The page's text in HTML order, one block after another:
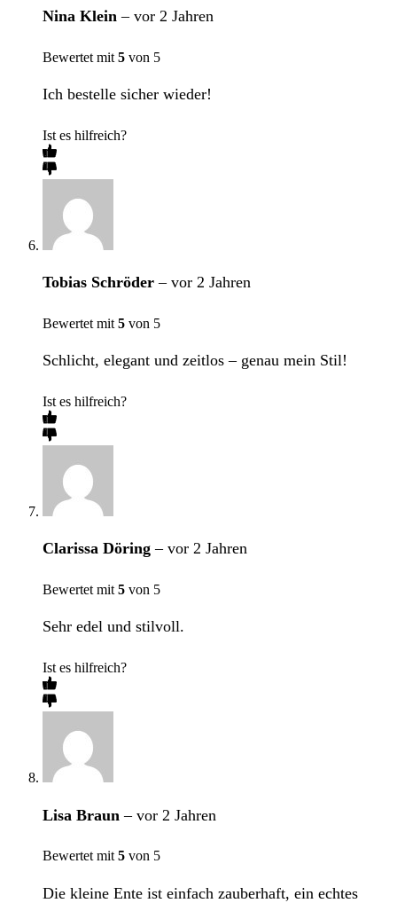
Nina Klein– vor 2 Jahren
Bewertet mit 5 von 5
Ich bestelle sicher wieder!
Ist es hilfreich?
Tobias Schröder– vor 2 Jahren
Bewertet mit 5 von 5
Schlicht, elegant und zeitlos – genau mein Stil!
Ist es hilfreich?
Clarissa Döring– vor 2 Jahren
Bewertet mit 5 von 5
Sehr edel und stilvoll.
Ist es hilfreich?
Lisa Braun– vor 2 Jahren
Bewertet mit5 von 5
Die kleine Ente ist einfach zauberhaft, ein echtes